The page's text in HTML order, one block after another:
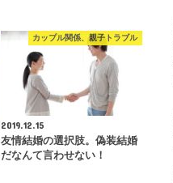
カップル関係、親子トラブル
2019.12.15
友情結婚の選択肢。偽装結婚
だなんて言わせない！